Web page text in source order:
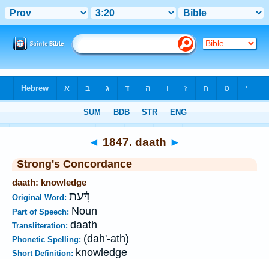
◄ 1847. daath ►
Strong's Concordance
daath: knowledge
Original Word: דָּ֫עַת
Part of Speech: Noun
Transliteration: daath
Phonetic Spelling: (dah'-ath)
Short Definition: knowledge